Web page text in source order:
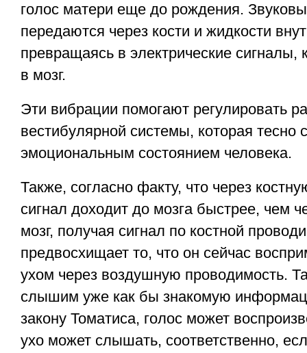
голос матери еще до рождения.
передаются через кости и жидкости
превращаясь в электрические сигналы,
в мозг.
Эти вибрации помогают регулировать
вестибулярной системы, которая тесно
эмоциональным состоянием человека.
Также, согласно факту, что через
сигнал доходит до мозга быстрее, чем
мозг, получая сигнал по костной
предвосхищает то, что он сейчас
ухом через воздушную проводимость.
слышим уже как бы знакомую
закону Томатиса, голос может
ухо может слышать, соответственно,